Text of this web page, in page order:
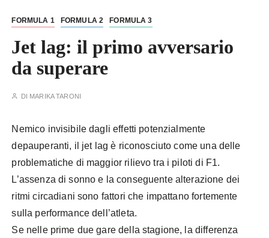
FORMULA 1 FORMULA 2 FORMULA 3
Jet lag: il primo avversario
da superare
DI MARIKA TARONI
Nemico invisibile dagli effetti potenzialmente
depauperanti, il jet lag è riconosciuto come una delle
problematiche di maggior rilievo tra i piloti di F1.
L’assenza di sonno e la conseguente alterazione dei
ritmi circadiani sono fattori che impattano fortemente
sulla performance dell’atleta.
Se nelle prime due gare della stagione, la differenza